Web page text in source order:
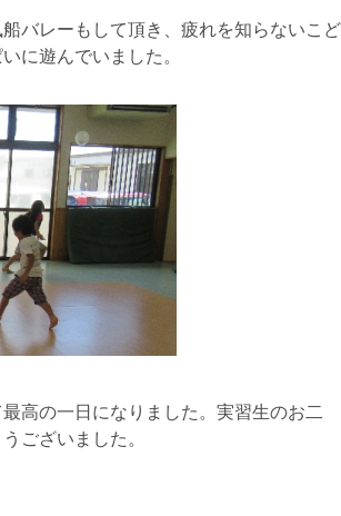
バレーもして頂き、疲れを知らないこど
に遊んでいました。
高の一日になりました。実習生のお二
ございました。